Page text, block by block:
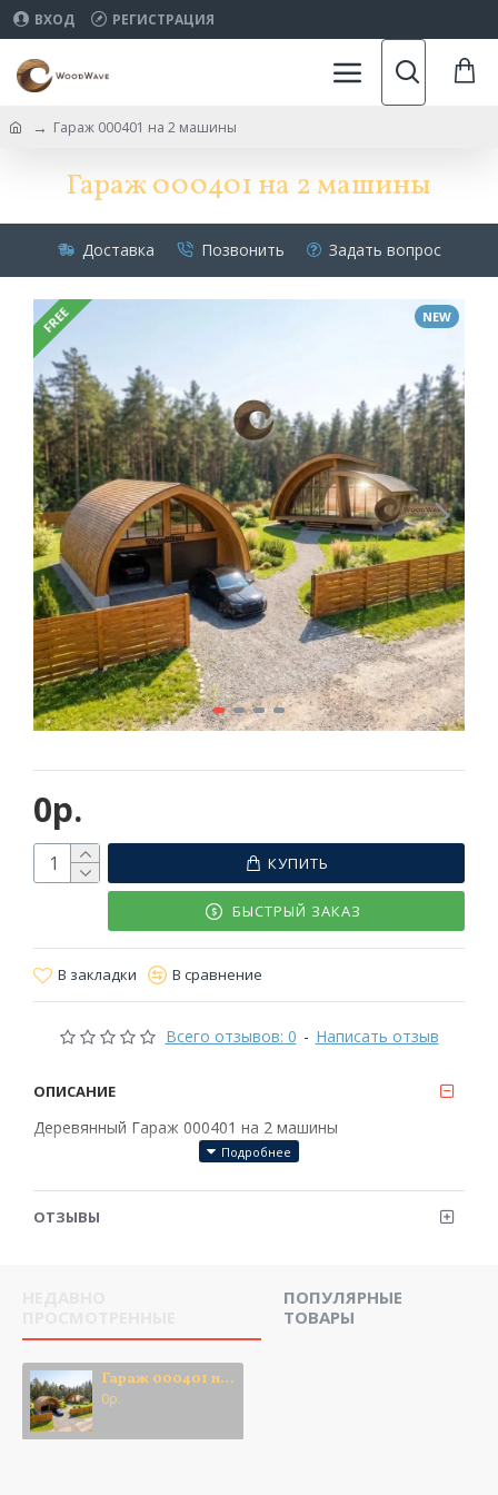
ВХОД РЕГИСТРАЦИЯ
Гараж 000401 на 2 машины
Гараж 000401 на 2 машины
Доставка Позвонить Задать вопрос
NEW
FREE
Всего отзывов: 0 - Написать отзыв
0р.
КУПИТЬ
БЫСТРЫЙ ЗАКАЗ
В закладки В сравнение
ОПИСАНИЕ
Деревянный Гараж 000401 на 2 машины
ОТЗЫВЫ
ПОПУЛЯРНЫЕ
ТОВАРЫ
Гараж 000401 на 2 машины
0р.